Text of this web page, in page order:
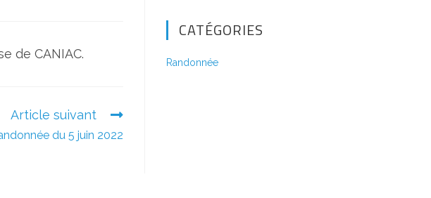
de CANIAC.
Article suivant
du 5 juin 2022
CATÉGORIES
Randonnée